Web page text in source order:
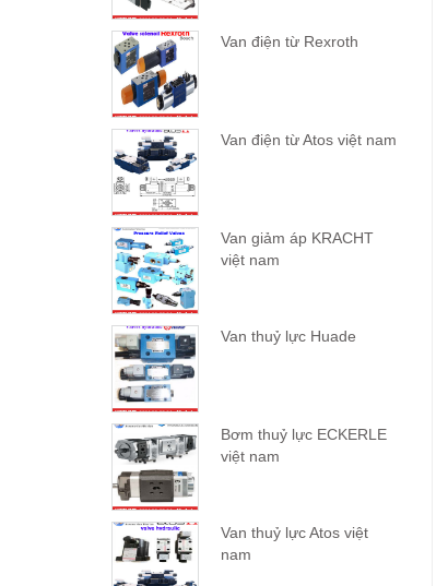
Van điện từ Rexroth
Van điện từ Atos việt nam
Van giảm áp KRACHT
việt nam
Van thuỷ lực Huade
Bơm thuỷ lực ECKERLE
việt nam
Van thuỷ lực Atos việt
nam